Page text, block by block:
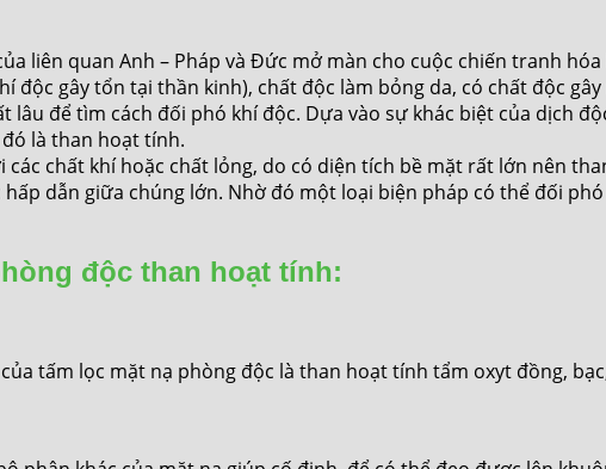
liên quan Anh – Pháp và Đức mở màn cho cuộc chiến tranh
độc gây tổn tại thần kinh), chất độc làm bỏng da, có chất độc
lâu để tìm cách đối phó khí độc. Dựa vào sự khác biệt của dịch
là than hoạt tính.
các chất khí hoặc chất lỏng, do có diện tích bề mặt rất lớn nên
dẫn giữa chúng lớn. Nhờ đó một loại biện pháp có thể đối
độc than hoạt tính:
tấm lọc mặt nạ phòng độc là than hoạt tính tẩm oxyt đồng,